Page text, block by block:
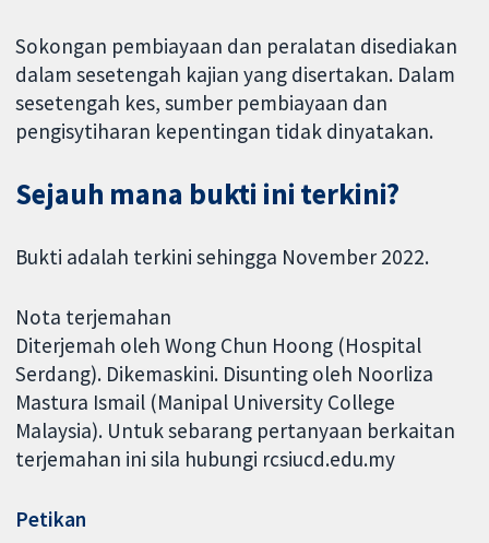
Sokongan pembiayaan dan peralatan disediakan
dalam sesetengah kajian yang disertakan. Dalam
sesetengah kes, sumber pembiayaan dan
pengisytiharan kepentingan tidak dinyatakan.
Sejauh mana bukti ini terkini?
Bukti adalah terkini sehingga November 2022.
Nota terjemahan
Diterjemah oleh Wong Chun Hoong (Hospital
Serdang). Dikemaskini. Disunting oleh Noorliza
Mastura Ismail (Manipal University College
Malaysia). Untuk sebarang pertanyaan berkaitan
terjemahan ini sila hubungi rcsiucd.edu.my
Petikan